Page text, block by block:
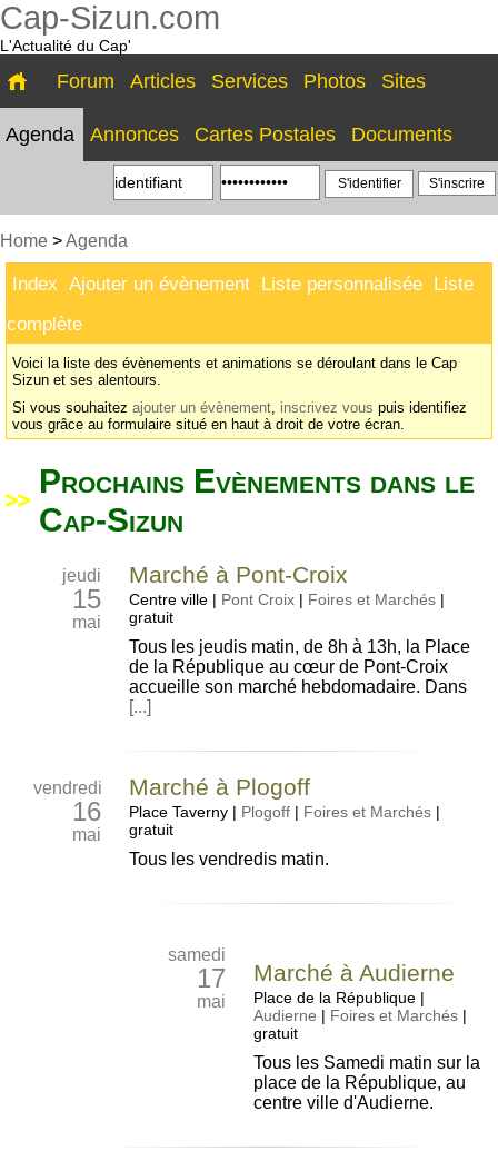
Cap-Sizun.com
L'Actualité du Cap'
Forum Articles Services Photos Sites
Agenda Annonces Cartes Postales Documents
S'inscrire
Home >Agenda
Index Ajouter un évènement Liste personnalisée Liste
complète
Voici la liste des évènements et animations se déroulant dans le Cap
Sizun et ses alentours.
Si vous souhaitez ajouter un évènement, inscrivez vous puis identifiez
vous grâce au formulaire situé en haut à droit de votre écran.
Prochains Evènements dans le
Cap-Sizun
jeudi
15
mai
Marché à Pont-Croix
Centre ville | Pont Croix | Foires et Marchés |
gratuit
Tous les jeudis matin, de 8h à 13h, la Place
de la République au cœur de Pont-Croix
accueille son marché hebdomadaire. Dans
[...]
vendredi
16
mai
Marché à Plogoff
Place Taverny | Plogoff | Foires et Marchés |
gratuit
Tous les vendredis matin.
samedi
17
mai
Marché à Audierne
Place de la République|
Audierne | Foires et Marchés |
gratuit
Tous les Samedi matin sur la
place de la République, au
centre ville d'Audierne.